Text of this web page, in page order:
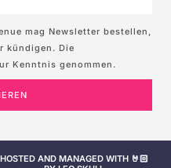
mag Newsletter bestellen,
kündigen. Die
Kenntnis genommen.
HOSTED AND MANAGED WITH 🤘🏻